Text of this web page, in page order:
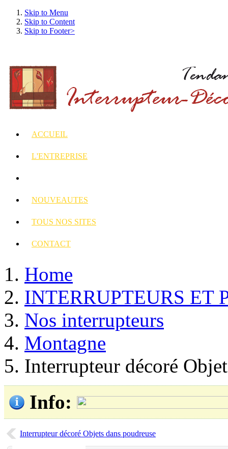
Skip to Menu
Skip to Content
Skip to Footer>
ACCUEIL
L'ENTREPRISE
NOUVEAUTES
TOUS NOS SITES
CONTACT
Home
INTERRUPTEURS ET
Nos interrupteurs
Montagne
Interrupteur décoré
Info:
Interrupteur décoré Objets dans poudreuse